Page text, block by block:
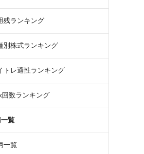
残ランキング
別株式ランキング
トレ適性ランキング
回数ランキング
覧
一覧